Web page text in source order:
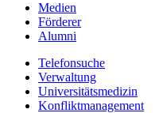
Medien
Förderer
Alumni
Telefonsuche
Verwaltung
Universitätsmedizin
Konfliktmanagement